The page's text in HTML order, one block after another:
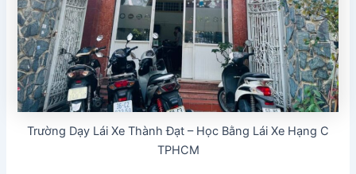
Trường Dạy Lái Xe Thành Đạt – Học Bằng Lái Xe Hạng C
TPHCM